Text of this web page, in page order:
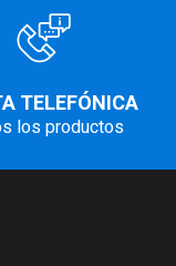
TELEFÓNICA
los productos